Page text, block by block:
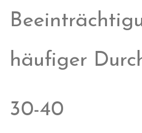
häufiger
30-40